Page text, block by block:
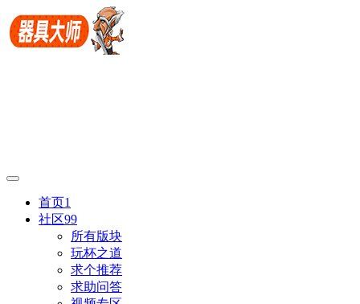
首页1
社区99
所有版块
玩杯之道
求个推荐
求助问答